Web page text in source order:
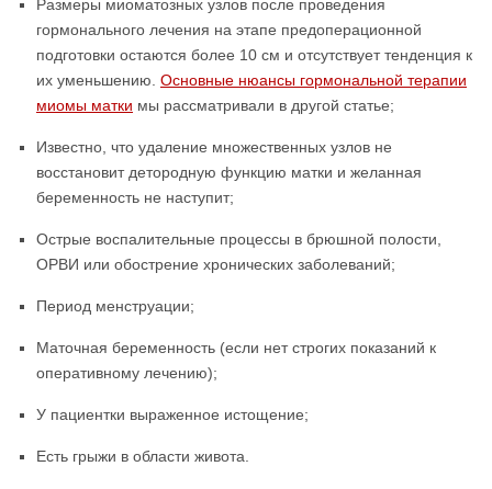
Размеры миоматозных узлов после проведения
гормонального лечения на этапе предоперационной
подготовки остаются более 10 см и отсутствует тенденция к
их уменьшению. Основные нюансы гормональной терапии
миомы матки мы рассматривали в другой статье;
Известно, что удаление множественных узлов не
восстановит детородную функцию матки и желанная
беременность не наступит;
Острые воспалительные процессы в брюшной полости,
ОРВИ или обострение хронических заболеваний;
Период менструации;
Маточная беременность (если нет строгих показаний к
оперативному лечению);
У пациентки выраженное истощение;
Есть грыжи в области живота.